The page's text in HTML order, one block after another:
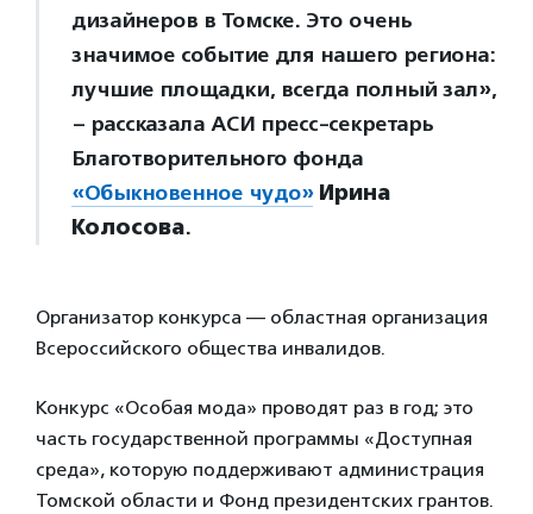
дизайнеров в Томске. Это очень
значимое событие для нашего региона:
лучшие площадки, всегда полный зал»,
– рассказала АСИ пресс-секретарь
Благотворительного фонда
«Обыкновенное чудо» Ирина
Колосова.
Организатор конкурса — областная организация
Всероссийского общества инвалидов.
Конкурс «Особая мода» проводят раз в год; это
часть государственной программы «Доступная
среда», которую поддерживают администрация
Томской области и Фонд президентских грантов.